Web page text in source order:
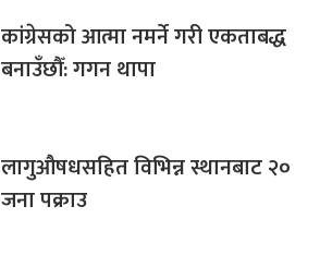
कांग्रेसको आत्मा नमर्ने गरी एकताबद्ध
बनाउँछौँ: गगन थापा
लागुऔषधसहित विभिन्न स्थानबाट २०
जना पक्राउ